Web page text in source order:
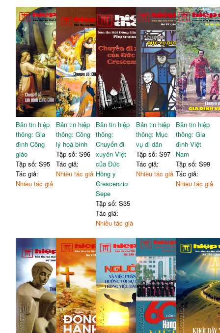
Bản tin hiệp
thông: Gia
đình Công
giáo
Tập số: S95
Tác giả:
Nhiều tác giả
Bản tin hiệp
thông: Công
lý hoà bình
Tập số: S96
Tác giả:
Nhiều tác giả
Bản tin hiệp
thông:
Chuyến đi
xuyên Việt
của Đức
Hồng y
Crescenzio
Sepe
Tập số: S35
Tác giả:
Nhiều tác giả
Bản tin hiệp
thông: Mục
vụ di dân
Tập số: S97
Tác giả:
Nhiều tác giả
Bản tin hiệp
thông: Gia
đình Việt
Nam
Tập số: S99
Tác giả:
Nhiều tác giả